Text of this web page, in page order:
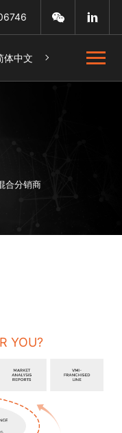
体中文
合分销商
YOU?